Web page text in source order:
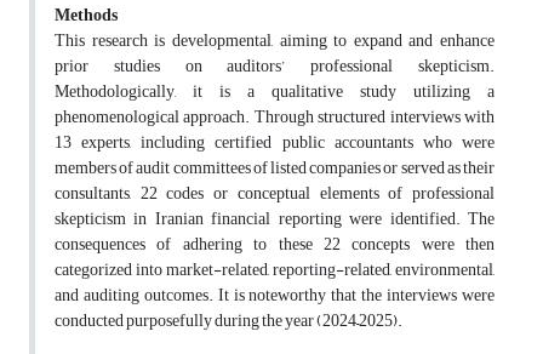
Methods
This research is developmental, aiming to expand and enhance
prior studies on auditors’ professional skepticism.
Methodologically, it is a qualitative study utilizing a
phenomenological approach. Through structured interviews with
13 experts, including certified public accountants who were
members of audit committees of listed companies or served as their
consultants, 22 codes or conceptual elements of professional
skepticism in Iranian financial reporting were identified. The
consequences of adhering to these 22 concepts were then
categorized into market-related, reporting-related, environmental,
and auditing outcomes. It is noteworthy that the interviews were
conducted purposefully during the year (2024–2025).